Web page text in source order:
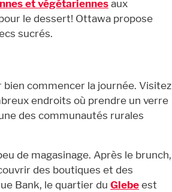
et végétariennesaux
le dessert! Ottawa propose
sucrés.
bien commencer la journée. Visitez
endroits où prendre un verre
des communautés rurales
de magasinage. Après le brunch,
des boutiques et des
Bank, le quartier du Glebeest